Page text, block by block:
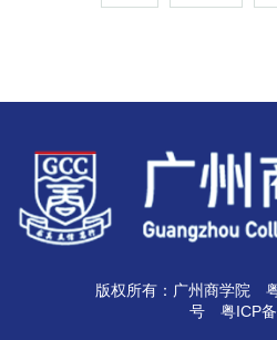
版权所有：广州商学院
号
粤ICP